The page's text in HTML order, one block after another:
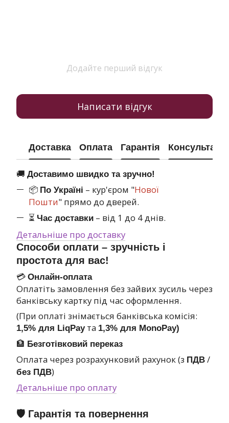
Додайте перший відгук
Написати відгук
Доставка Оплата Гарантія Консультація
🚚 Доставимо швидко та зручно!
📦 По Україні – кур'єром "Нової
Пошти" прямо до дверей.
⏳ Час доставки – від 1 до 4 днів.
Детальніше про доставку
Способи оплати – зручність і
простота для вас!
💳 Онлайн-оплата
Оплатіть замовлення без зайвих зусиль через
банківську картку під час оформлення.
(При оплаті знімається банківська комісія:
1,5% для LiqPayта 1,3% для MonoPay)
🏦 Безготівковий переказ
Оплата через розрахунковий рахунок (з ПДВ /
без ПДВ)
Детальніше про оплату
🛡 Гарантія та повернення